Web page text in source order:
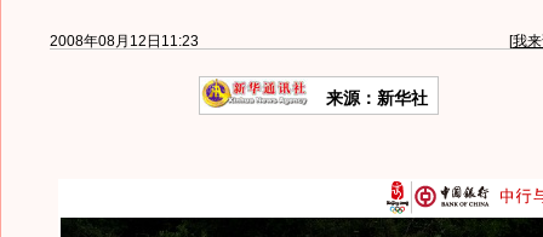
2008年08月12日11:23 [我
来源：新华社